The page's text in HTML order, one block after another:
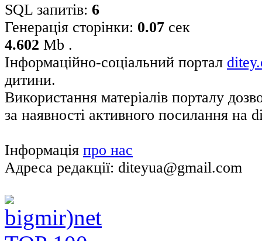
SQL запитів: 6
Генерація сторінки: 0.07 сек
4.602 Mb .
Інформаційно-соціальний портал
дитини.
Використання матеріалів порталу
за наявності активного посилання на
Інформація про нас
Адреса редакції: diteyua@gmail.com